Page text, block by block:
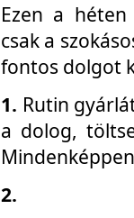
Ezen a
csak a
fontos dolgot
1. Rutin
a dolog,
2.